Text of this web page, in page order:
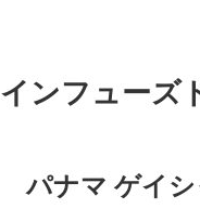
インフューズ
パナマ ゲイ